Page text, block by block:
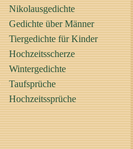
Nikolausgedichte
Gedichte über Männer
Tiergedichte für Kinder
Hochzeitsscherze
Wintergedichte
Taufsprüche
Hochzeitssprüche